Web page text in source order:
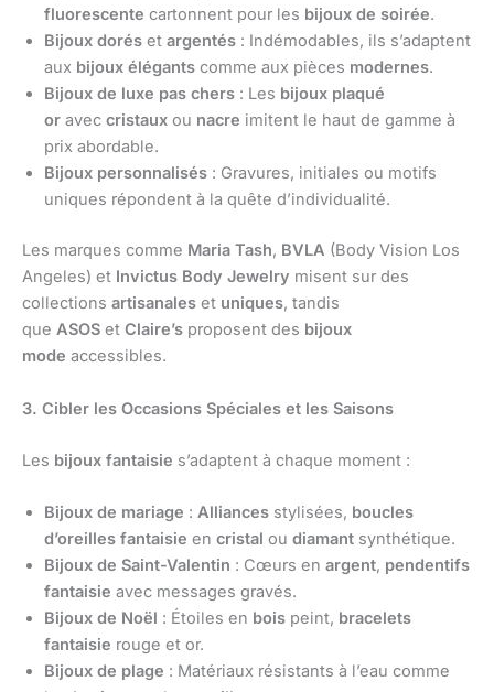
fluorescente cartonnent pour les bijoux de soirée.
Bijoux dorés et argentés : Indémodables, ils s’adaptent
aux bijoux élégants comme aux pièces modernes.
Bijoux de luxe pas chers : Les bijoux plaqué
or avec cristaux ou nacre imitent le haut de gamme à
prix abordable.
Bijoux personnalisés : Gravures, initiales ou motifs
uniques répondent à la quête d’individualité.
Les marques comme Maria Tash, BVLA (Body Vision Los
Angeles) et Invictus Body Jewelry misent sur des
collections artisanales et uniques, tandis
que ASOS et Claire’s proposent des bijoux
mode accessibles.
3. Cibler les Occasions Spéciales et les Saisons
Les bijoux fantaisie s’adaptent à chaque moment :
Bijoux de mariage : Alliances stylisées, boucles
d’oreilles fantaisie en cristal ou diamant synthétique.
Bijoux de Saint-Valentin : Cœurs en argent, pendentifs
fantaisie avec messages gravés.
Bijoux de Noël : Étoiles en bois peint, bracelets
fantaisie rouge et or.
Bijoux de plage : Matériaux résistants à l’eau comme